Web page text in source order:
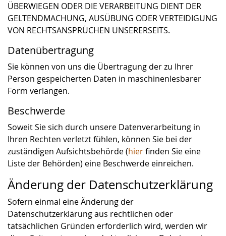
ÜBERWIEGEN ODER DIE VERARBEITUNG DIENT DER
GELTENDMACHUNG, AUSÜBUNG ODER VERTEIDIGUNG
VON RECHTSANSPRÜCHEN UNSERERSEITS.
Datenübertragung
Sie können von uns die Übertragung der zu Ihrer
Person gespeicherten Daten in maschinenlesbarer
Form verlangen.
Beschwerde
Soweit Sie sich durch unsere Datenverarbeitung in
Ihren Rechten verletzt fühlen, können Sie bei der
zuständigen Aufsichtsbehörde (hierfinden Sie eine
Liste der Behörden) eine Beschwerde einreichen.
Änderung der Datenschutzerklärung
Sofern einmal eine Änderung der
Datenschutzerklärung aus rechtlichen oder
tatsächlichen Gründen erforderlich wird, werden wir